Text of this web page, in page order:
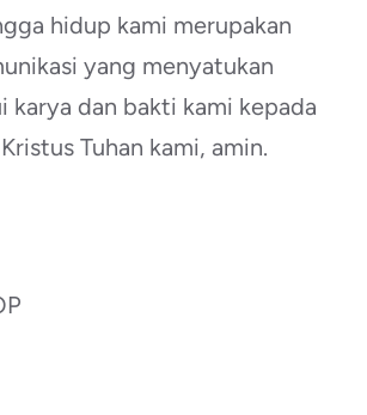
hidup kami merupakan
yang menyatukan
karya dan bakti kami kepada
Tuhan kami, amin.